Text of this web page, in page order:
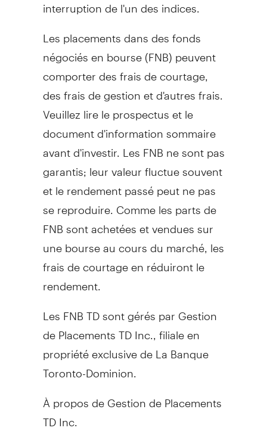
Les placements dans des fonds
négociés en bourse (FNB) peuvent
comporter des frais de courtage,
des frais de gestion et d'autres frais.
Veuillez lire le prospectus et le
document d'information sommaire
avant d'investir. Les FNB ne sont pas
garantis; leur valeur fluctue souvent
et le rendement passé peut ne pas
se reproduire. Comme les parts de
FNB sont achetées et vendues sur
une bourse au cours du marché, les
frais de courtage en réduiront le
rendement.
Les FNB TD sont gérés par Gestion
de Placements TD Inc., filiale en
propriété exclusive de La Banque
Toronto-Dominion.
À propos de Gestion de Placements
TD Inc.